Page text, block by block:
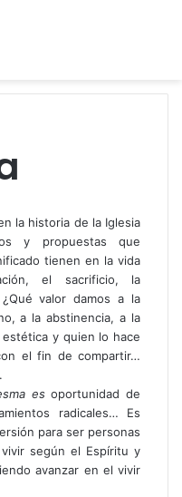
la historia de la Iglesia
y propuestas que
tienen en la vida
el sacrificio, la
valor damos a la
a la abstinencia, a la
y quien lo hace
el fin de compartir…
esoportunidad de
radicales… Es
para ser personas
según el Espíritu y
avanzar en el vivir